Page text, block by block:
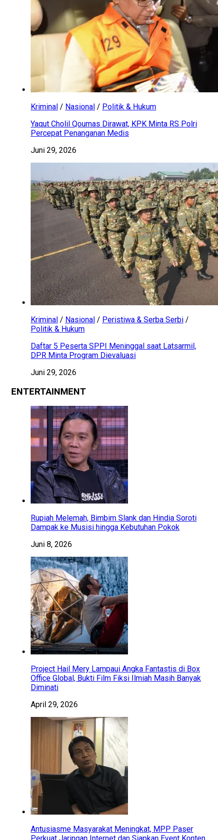
Kriminal / Nasional / Politik & Hukum
Yaqut Cholil Qoumas Dirawat, KPK Minta RS Polri
Percepat Penanganan Medis
Juni 29, 2026
Kriminal / Nasional / Peristiwa & Serba Serbi /
Politik & Hukum
Daftar 5 Peserta SPPI Meninggal saat Latsarmil,
DPR Minta Program Dievaluasi
Juni 29, 2026
ENTERTAINMENT
Rupiah Melemah, Bimbim Slank dan Hindia Soroti
Dampak ke Musisi hingga Kebutuhan Pokok
Juni 8, 2026
Project Hail Mery Lampaui Angka Fantastis di Box
Office Global, Bukti Film Fiksi Ilmiah Masih Banyak
Diminati
April 29, 2026
Antusiasme Masyarakat Meningkat, MPP Paser